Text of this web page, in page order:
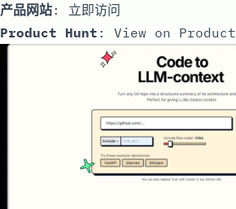
产品网站: 立即访问
Product Hunt : View on